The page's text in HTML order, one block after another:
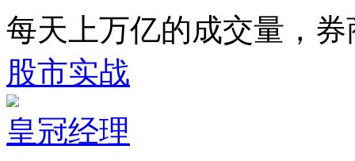
每天上万亿的成交量，
股市实战
皇冠经理